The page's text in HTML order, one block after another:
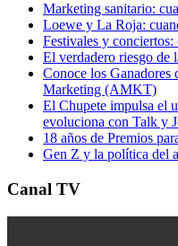
Marketing sanitario:
Loewe y La Roja:
Festivales y
El verdadero riesgo de
Conoce los
Marketing (AMKT)
El Chupete impulsa el
evoluciona con Talk y
18 años de Premios
Gen Z y la política del
Canal TV